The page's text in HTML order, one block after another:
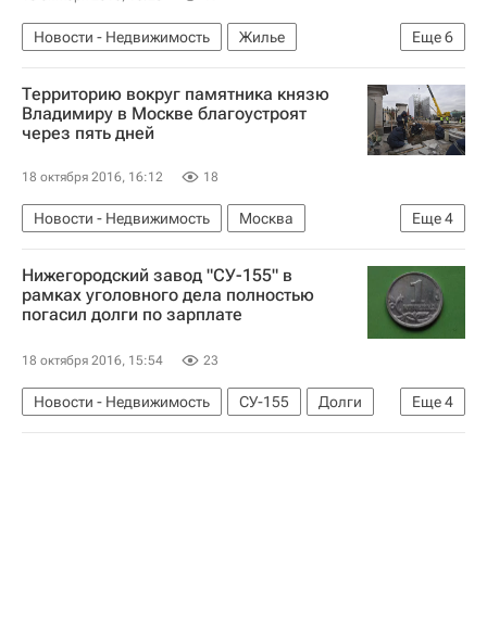
Еще6
Новости - Недвижимость
Жилье
Инфраструктура
Строительство
Мосты
Республика Крым
Строительство моста через Керченский пролив
Россия
Территорию вокруг памятника князю
Владимиру в Москве благоустроят
через пять дней
18 октября 2016, 16:12 18
Еще4
Новости - Недвижимость
Москва
Памятники
Благоустройство
Городская среда
Россия
Нижегородский завод "СУ-155" в
рамках уголовного дела полностью
погасил долги по зарплате
18 октября 2016, 15:54 23
Еще4
Новости - Недвижимость СУ-155
Долги
Нижний Новгород
Завод